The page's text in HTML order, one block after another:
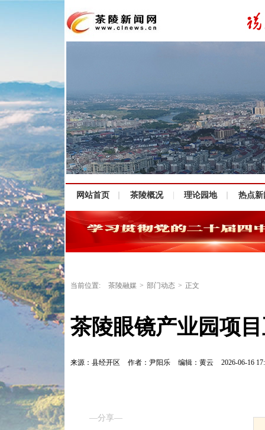
网站首页 茶陵概况 理论园地 热点新
当前位置: 茶陵融媒 > 部门动态 > 正文
茶陵眼镜产业园项
来源：县经开区 作者：尹阳乐 编辑：黄云 2026-06-16
—分享—